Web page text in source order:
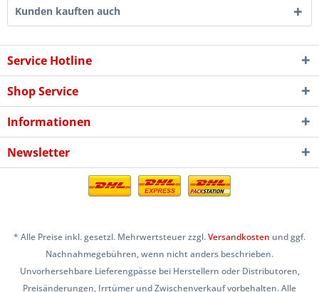
Kunden kauften auch
Service Hotline
Shop Service
Informationen
Newsletter
* Alle Preise inkl. gesetzl. Mehrwertsteuer zzgl.Versandkosten und ggf.
Nachnahmegebühren, wenn nicht anders beschrieben.
Unvorhersehbare Lieferengpässe bei Herstellern oder Distributoren,
Preisänderungen, Irrtümer und Zwischenverkauf vorbehalten. Alle